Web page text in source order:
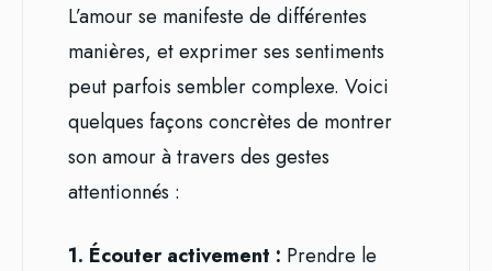
L’amour se manifeste de différentes
manières, et exprimer ses sentiments
peut parfois sembler complexe. Voici
quelques façons concrètes de montrer
son amour à travers des gestes
attentionnés :
1. Écouter activement : Prendre le